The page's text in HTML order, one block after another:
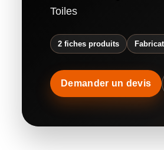
Toiles
2 fiches produits
Demander un devis